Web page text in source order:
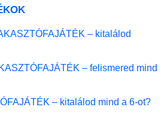
– kitalálod
– felismered mind
– kitalálod mind a 6-ot?